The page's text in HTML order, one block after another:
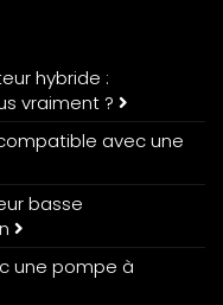
hybride :
vraiment ?
avec une
basse
une pompe à